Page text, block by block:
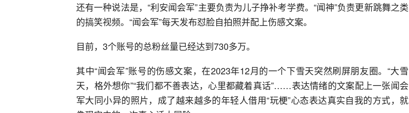
还有一种说法是，“利安闻会军”主要负责为儿子挣补考学费。“闻神”负责更新跳舞之类
的搞笑视频。“闻会军”每天发布怼脸自拍照并配上伤感文案。
目前，3个账号的总粉丝量已经达到730多万。
其中“闻会军”账号的伤感文案，在2023年12月的一个下雪天突然刷屏朋友圈。“大雪
天，格外想你”“我们都不善表达，心里都藏着真话”……表达情绪的文案配上一张闻会
军大同小异的照片，成了越来越多的年轻人借用“玩梗”心态表达真实自我的方式，就